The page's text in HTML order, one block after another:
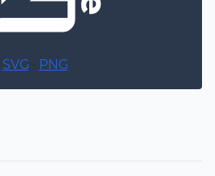
SVG PNG